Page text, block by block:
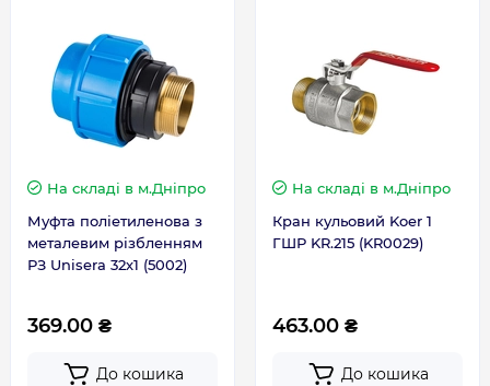
Гарантія виробника, міс
Контакти сервісного
центру
+38 (096) 072-10-
00
На складі в м.Дніпро
Муфта поліетиленова з
металевим різбленням
РЗ Unisera 32х1 (5002)
369.00 ₴
До кошика
На складі в м.Дніпро
Кран кульовий Koer 1
ГШР KR.215 (KR0029)
463.00 ₴
До кошика